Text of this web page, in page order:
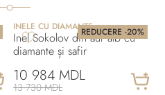
REDUCERE -20%
INELE CU DIAMANTE
Inel Sokolov din aur alb cu
diamante și safir
10 984 MDL
13 730 MDL